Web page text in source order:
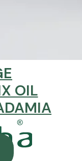
OIL